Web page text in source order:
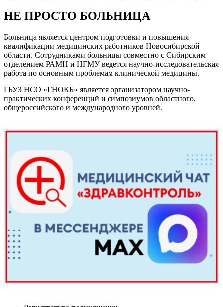
НЕ ПРОСТО БОЛЬНИЦА
Больница является центром подготовки и повышения
квалификации медицинских работников Новосибирской
области. Сотрудниками больницы совместно с Сибирским
отделением РАМН и НГМУ ведется научно-исследовательская
работа по основным проблемам клинической медицины.
ГБУЗ НСО «ГНОКБ» является организатором научно-
практических конференций и симпозиумов областного,
общероссийского и международного уровней.